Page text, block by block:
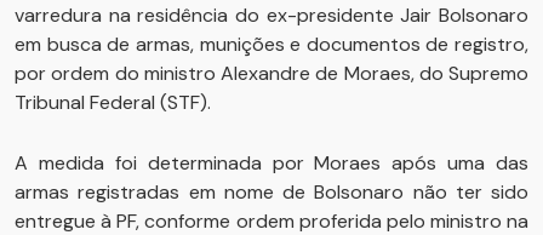
varredura na residência do ex-presidente Jair Bolsonaro
em busca de armas, munições e documentos de registro,
por ordem do ministro Alexandre de Moraes, do Supremo
Tribunal Federal (STF).
A medida foi determinada por Moraes após uma das
armas registradas em nome de Bolsonaro não ter sido
entregue à PF, conforme ordem proferida pelo ministro na